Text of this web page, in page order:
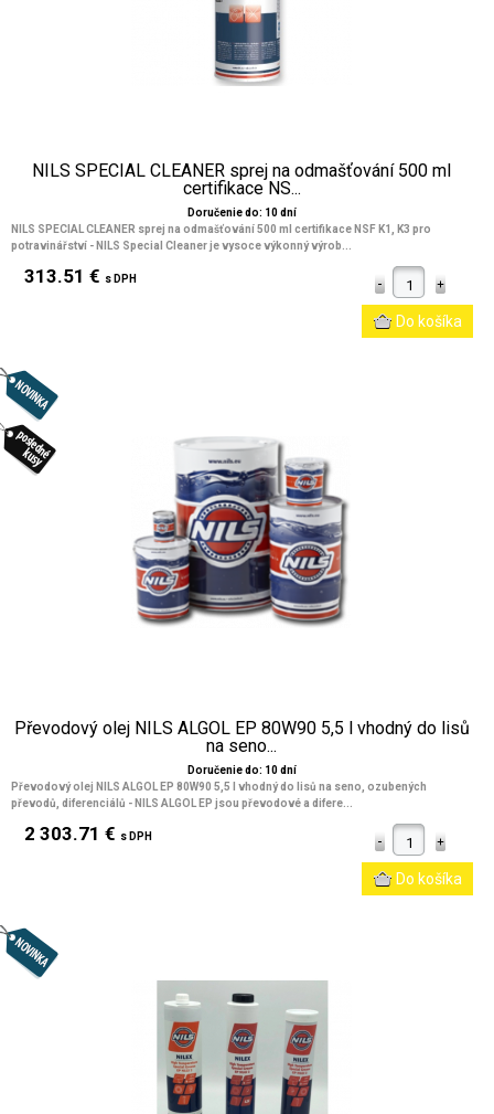
NILS SPECIAL CLEANER sprej na odmašťování 500 ml
certifikace NS...
Doručenie do: 10 dní
NILS SPECIAL CLEANER sprej na odmašťování 500 ml certifikace NSF K1, K3 pro
potravinářství - NILS Special Cleaner je vysoce výkonný výrob...
313.51 € s DPH
Převodový olej NILS ALGOL EP 80W90 5,5 l vhodný do lisů
na seno...
Doručenie do: 10 dní
Převodový olej NILS ALGOL EP 80W90 5,5 l vhodný do lisů na seno, ozubených
převodů, diferenciálů - NILS ALGOL EP jsou převodové a difere...
2 303.71 € s DPH